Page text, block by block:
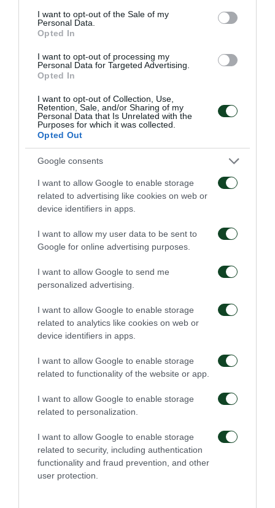
consent section.
I want to opt-out of the Sale of my
Personal Data.
Opted In
I want to opt-out of processing my
Personal Data for Targeted Advertising.
Opted In
I want to opt-out of Collection, Use,
Retention, Sale, and/or Sharing of my
Personal Data that Is Unrelated with the
Purposes for which it was collected.
Opted Out
Google consents
I want to allow Google to enable storage
related to advertising like cookies on web or
device identifiers in apps.
I want to allow my user data to be sent to
Google for online advertising purposes.
I want to allow Google to send me
personalized advertising.
I want to allow Google to enable storage
related to analytics like cookies on web or
device identifiers in apps.
I want to allow Google to enable storage
related to functionality of the website or app.
I want to allow Google to enable storage
related to personalization.
I want to allow Google to enable storage
related to security, including authentication
functionality and fraud prevention, and other
user protection.
Πέτριτς στην κορυφή της επίθεσης, περνώντας πίσω
αριστερό άκρο. Ωστόσο, η αποβολή του Ζέκα στο
51ο λεπτό άλλαξε τα δεδομένα, με την Ξάνθη να
αποκτά αριθμητικό πλεονέκτημα και τον Ιταλό να
αναγκάζεται σε… αναπροσαρμογή σχεδίων.
Οι ακρίτες βρήκαν περισσότερους χώρους, πήραν
μέτρα στο γήπεδο και κατάφεραν να φτάσουν στο
γκολ που ήθελαν, στο 67’ με τον Σολτάνι, ο οποίος
είχε «πρωταγωνιστήσει» και στο «κοκκίνισμα» του
Στη συνέχεια, οι γηπεδούχοι προσπάθησαν να
φτάσουν στην ισοφάριση, χάνοντας κάποιες
ευκαιρίες με τους Πέτριτς και Λουντ, ωστόσο η
σημαντικότερη φάση άνηκε στην ομάδα του
Λουτσέσκου, με το δοκάρι να σταματάει την
διατηρώντας παράλληλα το 0-1 ως το τέλος…
ΠΑΝΑΘΗΝΑΪΚΟΣ: Στιλ, Μαρινάκης, Ταυλαρίδης,
Μολέδο, Νάνο, Λαγός (76’ Λουντ), Ζέκα, Καλτσάς
(54’ Εσιέν), Πέτριτς, Βιγιαφάνιες (64’ Πράνιτς),
Κλωναρίδης.
SKODA ΞΑΝΘΗ: Ζαρόπουλος, Μπέρτος, Καρυπίδης,